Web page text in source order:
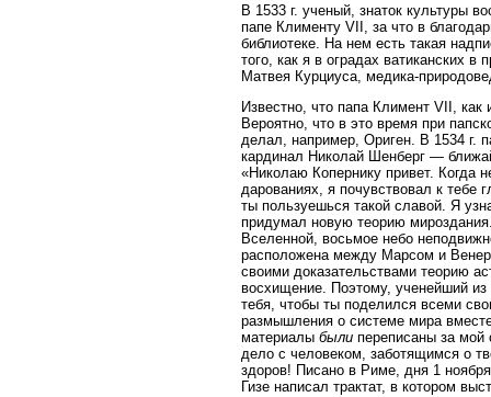
В 1533 г. ученый, знаток культуры
папе Клименту VII, за что в
библиотеке. На нем есть такая
того, как я в оградах ватиканских
Матвея Курциуса, медика-
Известно, что папа Климент VII,
Вероятно, что в это время при
делал, например, Ориген. В 1534 г.
кардинал Николай Шенберг —
«Николаю Копернику привет. Когда
дарованиях, я почувствовал к тебе
ты пользуешься такой славой. Я
придумал новую теорию
Вселенной, восьмое небо
расположена между Марсом и
своими доказательствами теорию
восхищение. Поэтому, ученейший из
тебя, чтобы ты поделился всеми
размышления о системе мира
материалы были переписаны за
дело с человеком, заботящимся о
здоров! Писано в Риме, дня 1
Гизе написал трактат, в котором